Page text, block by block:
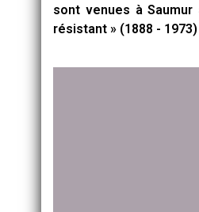
sont venues à
résistant » (1888 - 1973)